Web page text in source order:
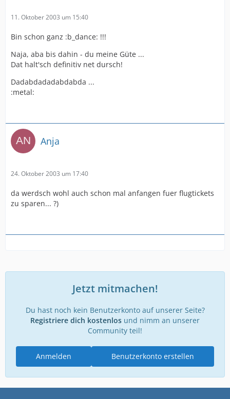
11. Oktober 2003 um 15:40
Bin schon ganz :b_dance: !!!
Naja, aba bis dahin - du meine Güte ...
Dat halt'sch definitiv net dursch!
Dadabdadadabdabda ...
:metal:
Anja
24. Oktober 2003 um 17:40
da werdsch wohl auch schon mal anfangen fuer flugtickets
zu sparen... ?)
Jetzt mitmachen!
Du hast noch kein Benutzerkonto auf unserer Seite?
Registriere dich kostenlos und nimm an unserer
Community teil!
Benutzerkonto erstellen
Anmelden